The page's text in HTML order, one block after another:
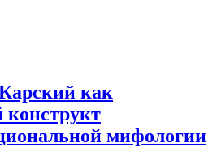
как
конструкт
мифологии